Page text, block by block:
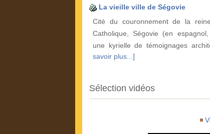
La vieille ville de Ségovie
Cité du couronnement de la
Catholique, Ségovie (en
une kyrielle de témoignages
savoir plus...]
Sélection vidéos